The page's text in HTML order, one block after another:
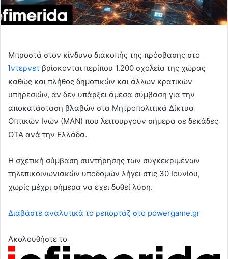
Μπροστά στον κίνδυνο διακοπής της πρόσβασης στο
Ίντερνετ βρίσκονται περίπου 1.200 σχολεία της χώρας
καθώς και πλήθος δημοτικών και άλλων κρατικών
υπηρεσιών, αν δεν υπάρξει άμεσα σύμβαση για την
αποκατάσταση βλαβών στα Μητροπολιτικά Δίκτυα
Οπτικών Ινών (ΜΑΝ) που λειτουργούν σήμερα σε δεκάδες
ΟΤΑ ανά την Ελλάδα.
Η σχετική σύμβαση συντήρησης των συγκεκριμένων
τηλεπικοινωνιακών υποδομών λήγει στις 30 Ιουνίου,
χωρίς μέχρι σήμερα να έχει δοθεί λύση.
Διαβάστε αναλυτικά το ρεπορτάζ στο powergame.gr
Ακολουθήστε το